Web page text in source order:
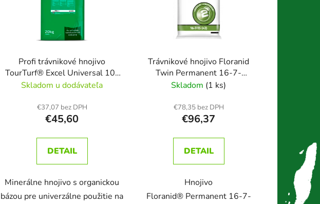
Profi trávnikové hnojivo
TourTurf® Excel Universal 10-
5-16+Fe, 20 kg
Skladom u dodávateľa
€37,07 bez DPH
€45,60
DETAIL
Minerálne hnojivo s organickou
bázou pre univerzálne použitie na
Trávnikové hnojivo Floranid
Twin Permanent 16-7-
15(+2+ME)
Skladom (1 ks)
€78,35 bez DPH
€96,37
DETAIL
Hnojivo
Floranid® Permanent 16-7-